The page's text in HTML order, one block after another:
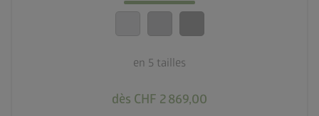
en 5 tailles
dès CHF 2 869,00
calendar_month